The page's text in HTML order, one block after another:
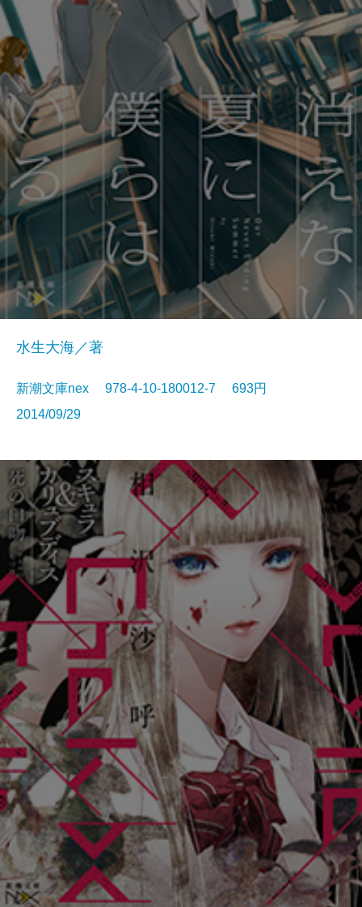
水生大海／著
新潮文庫nex 978-4-10-180012-7 693円
2014/09/29